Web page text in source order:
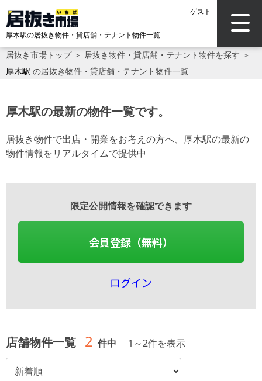
ゲスト
厚木駅の居抜き物件・貸店舗・テナント物件一覧
居抜き市場トップ＞ 居抜き物件・貸店舗・テナント物件を探す ＞
厚木駅 の居抜き物件・貸店舗・テナント物件一覧
厚木駅の最新の物件一覧です。
居抜き物件で出店・開業をお考えの方へ、厚木駅の最新の
物件情報をリアルタイムで提供中
限定公開情報を確認できます
会員登録（無料）
ログイン
店舗物件一覧 2 件中 1 ～2件を表示